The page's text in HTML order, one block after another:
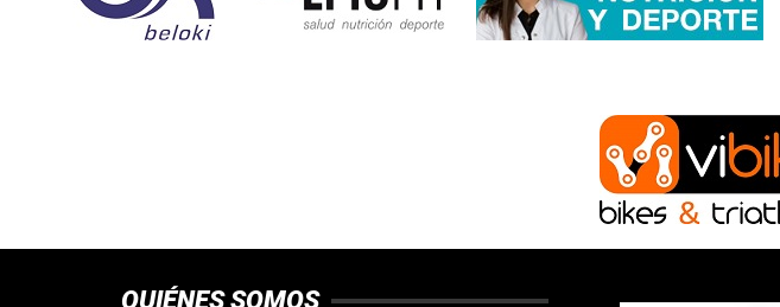
QUIÉNES SOMOS